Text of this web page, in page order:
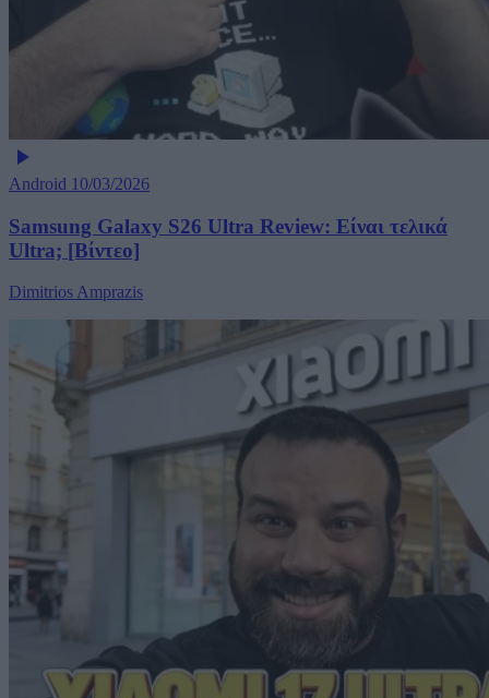
Android 10/03/2026
Samsung Galaxy S26 Ultra Review: Είναι τελικά
Ultra; [Βίντεο]
Dimitrios Amprazis